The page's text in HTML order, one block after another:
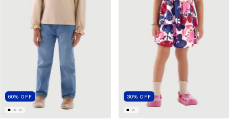
60% OFF 30% OFF